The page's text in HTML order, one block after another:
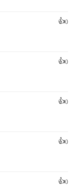
👍0
👍0
👍0
👍0
👍0